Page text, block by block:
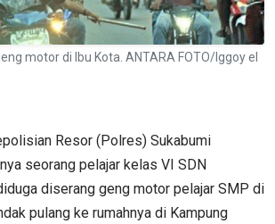
motor di Ibu Kota. ANTARA FOTO/Iggoy el
Resor (Polres) Sukabumi
seorang pelajar kelas VI SDN
diserang geng motor pelajar SMP di
pulang ke rumahnya di Kampung